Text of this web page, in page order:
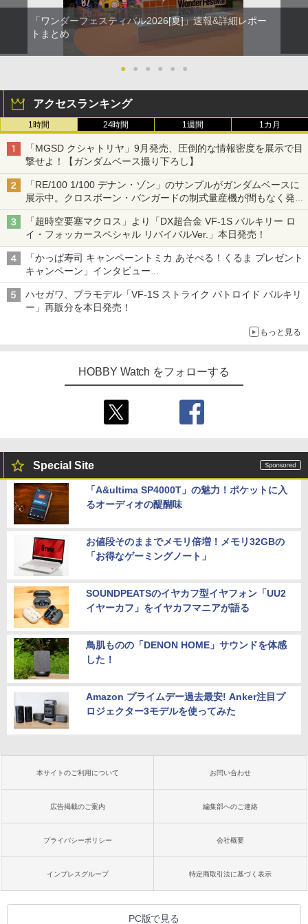
「ワンダーフェスティバル2026[夏]」速報&詳細レポー
トまとめ
● ● ● ● ● ●
アクセスランキング
1時間 24時間 1週間 1カ月
「MGSD クシャトリヤ」9月発売、圧倒的な情報密度を展示で目
撃せよ！【ガンダムベース撮り下ろし】
「RE/100 1/100 デナン・ゾン」のサンプルがガンダムベースに
展示中。クロスボーン・バンガードの制式量産機が間もなく発送
【ガンダムベース撮り下ろし】
「超時空要塞マクロス」より「DX超合金 VF-1S バルキリー ロ
イ・フォッカースペシャル リバイバルVer.」本日発売！
「かっぱ寿司 キャンペーントミカ あそべる！くるま プレゼント
キャンペーン」インタビュー
子どもが楽しめるかっぱ寿司ならではの体験とコラボの楽しさを
追求
ハセガワ、プラモデル「VF-1S ストライク バトロイド バルキリ
ー」再販分を本日発売！
もっと見る
HOBBY Watch をフォローする
Special Site
「A&ultima SP4000T」の魅力！ポケットに入
るオーディオの醍醐味
お値段そのままでメモリ倍増！メモリ32GBの
「お得なゲーミングノート」
SOUNDPEATSのイヤカフ型イヤフォン「UU2
イヤーカフ」をイヤカフマニアが語る
鳥肌ものの「DENON HOME」サウンドを体感
した！
Amazon プライムデー過去最安! Anker注目プ
ロジェクター3モデルを使ってみた
本サイトのご利用について お問い合わせ
広告掲載のご案内 編集部へのご連絡
プライバシーポリシー 会社概要
インプレスグループ 特定商取引法に基づく表示
PC版で見る